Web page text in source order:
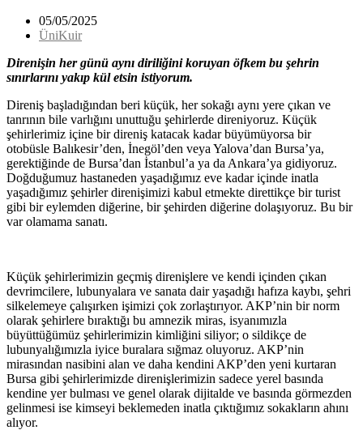
05/05/2025
ÜniKuir
Direnişin her günü aynı diriliğini koruyan öfkem bu şehrin
sınırlarını yakıp kül etsin istiyorum.
Direniş başladığından beri küçük, her sokağı aynı yere çıkan ve
tanrının bile varlığını unuttuğu şehirlerde direniyoruz. Küçük
şehirlerimiz içine bir direniş katacak kadar büyümüyorsa bir
otobüsle Balıkesir’den, İnegöl’den veya Yalova’dan Bursa’ya,
gerektiğinde de Bursa’dan İstanbul’a ya da Ankara’ya gidiyoruz.
Doğduğumuz hastaneden yaşadığımız eve kadar içinde inatla
yaşadığımız şehirler direnişimizi kabul etmekte direttikçe bir turist
gibi bir eylemden diğerine, bir şehirden diğerine dolaşıyoruz. Bu bir
var olamama sanatı.
Küçük şehirlerimizin geçmiş direnişlere ve kendi içinden çıkan
devrimcilere, lubunyalara ve sanata dair yaşadığı hafıza kaybı, şehri
silkelemeye çalışırken işimizi çok zorlaştırıyor. AKP’nin bir norm
olarak şehirlere bıraktığı bu amnezik miras, isyanımızla
büyüttüğümüz şehirlerimizin kimliğini siliyor; o sildikçe de
lubunyalığımızla iyice buralara sığmaz oluyoruz. AKP’nin
mirasından nasibini alan ve daha kendini AKP’den yeni kurtaran
Bursa gibi şehirlerimizde direnişlerimizin sadece yerel basında
kendine yer bulması ve genel olarak dijitalde ve basında görmezden
gelinmesi ise kimseyi beklemeden inatla çıktığımız sokakların ahını
alıyor.